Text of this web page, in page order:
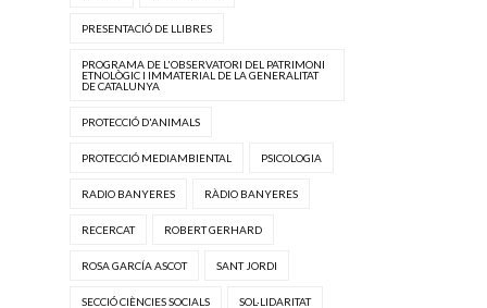
PRESENTACIÓ DE LLIBRES
PROGRAMA DE L'OBSERVATORI DEL PATRIMONI
ETNOLÒGIC I IMMATERIAL DE LA GENERALITAT
DE CATALUNYA
PROTECCIÓ D'ANIMALS
PROTECCIÓ MEDIAMBIENTAL PSICOLOGIA
RADIO BANYERES RÀDIO BANYERES
RECERCAT ROBERT GERHARD
ROSA GARCÍA ASCOT SANT JORDI
SECCIÓ CIÈNCIES SOCIALS SOL·LIDARITAT